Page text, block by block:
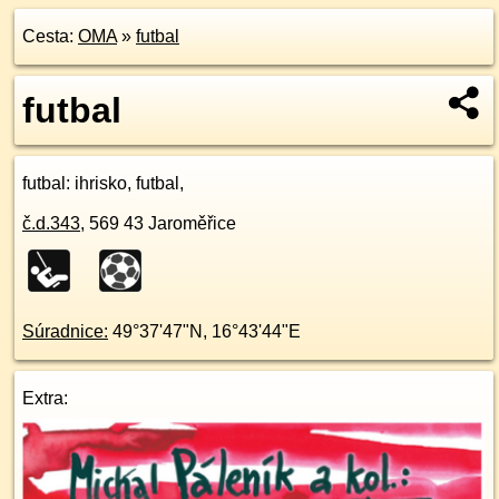
Cesta: OMA» futbal
futbal
futbal : ihrisko, futbal,
č.d.343, 569 43 Jaroměřice
Súradnice: 49°37'47"N , 16°43'44"E
Extra: